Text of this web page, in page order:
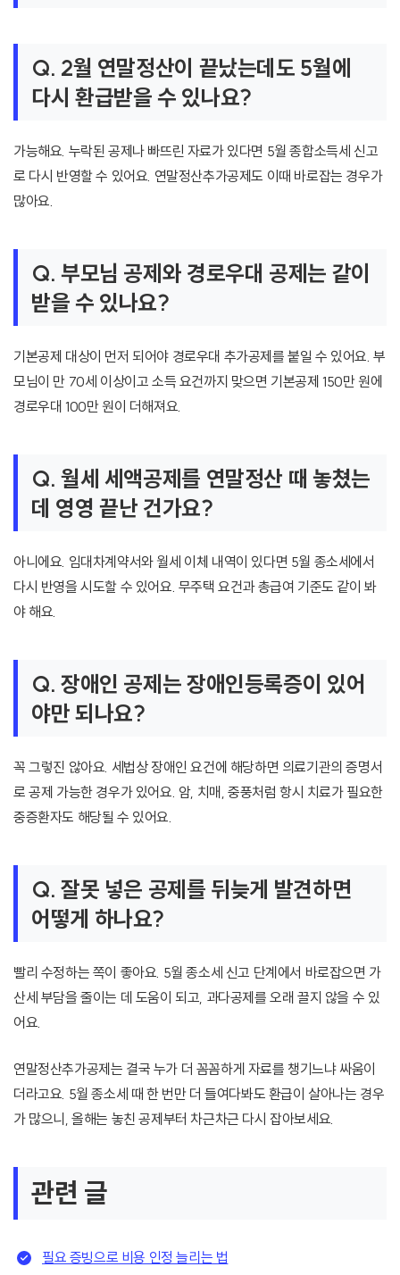
Q. 2월 연말정산이 끝났는데도 5월에
다시 환급받을 수 있나요?
가능해요. 누락된 공제나 빠뜨린 자료가 있다면 5월 종합소득세 신고
로 다시 반영할 수 있어요. 연말정산추가공제도 이때 바로잡는 경우가
많아요.
Q. 부모님 공제와 경로우대 공제는 같이
받을 수 있나요?
기본공제 대상이 먼저 되어야 경로우대 추가공제를 붙일 수 있어요. 부
모님이 만 70세 이상이고 소득 요건까지 맞으면 기본공제 150만 원에
경로우대 100만 원이 더해져요.
Q. 월세 세액공제를 연말정산 때 놓쳤는
데 영영 끝난 건가요?
아니에요. 임대차계약서와 월세 이체 내역이 있다면 5월 종소세에서
다시 반영을 시도할 수 있어요. 무주택 요건과 총급여 기준도 같이 봐
야 해요.
Q. 장애인 공제는 장애인등록증이 있어
야만 되나요?
꼭 그렇진 않아요. 세법상 장애인 요건에 해당하면 의료기관의 증명서
로 공제 가능한 경우가 있어요. 암, 치매, 중풍처럼 항시 치료가 필요한
중증환자도 해당될 수 있어요.
Q. 잘못 넣은 공제를 뒤늦게 발견하면
어떻게 하나요?
빨리 수정하는 쪽이 좋아요. 5월 종소세 신고 단계에서 바로잡으면 가
산세 부담을 줄이는 데 도움이 되고, 과다공제를 오래 끌지 않을 수 있
어요.
연말정산추가공제는 결국 누가 더 꼼꼼하게 자료를 챙기느냐 싸움이
더라고요. 5월 종소세 때 한 번만 더 들여다봐도 환급이 살아나는 경우
가 많으니, 올해는 놓친 공제부터 차근차근 다시 잡아보세요.
관련 글
필요 증빙으로 비용 인정 늘리는 법